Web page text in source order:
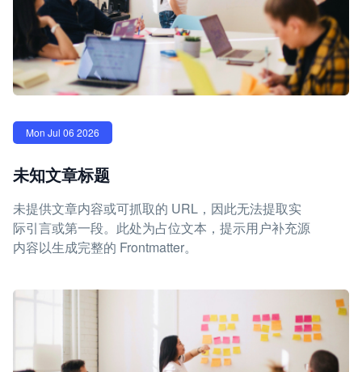
Mon Jul 06 2026
未知文章标题
未提供文章内容或可抓取的 URL，因此无法提取实
际引言或第一段。此处为占位文本，提示用户补充源
内容以生成完整的 Frontmatter。